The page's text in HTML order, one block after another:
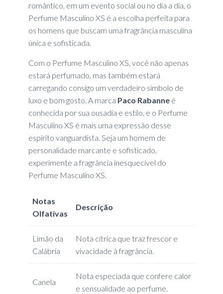
romântico, em um evento social ou no dia a dia, o
Perfume Masculino XS é a escolha perfeita para
os homens que buscam uma fragrância masculina
única e sofisticada.
Com o Perfume Masculino XS, você não apenas
estará perfumado, mas também estará
carregando consigo um verdadeiro símbolo de
luxo e bom gosto. A marca Paco Rabanneé
conhecida por sua ousadia e estilo, e o Perfume
Masculino XS é mais uma expressão desse
espírito vanguardista. Seja um homem de
personalidade marcante e sofisticado,
experimente a fragrância inesquecível do
Perfume Masculino XS.
Notas
Olfativas
Descrição
Limão da
Calábria
Nota cítrica que traz frescor e
vivacidade à fragrância.
Canela
Nota especiada que confere calor
e sensualidade ao perfume.